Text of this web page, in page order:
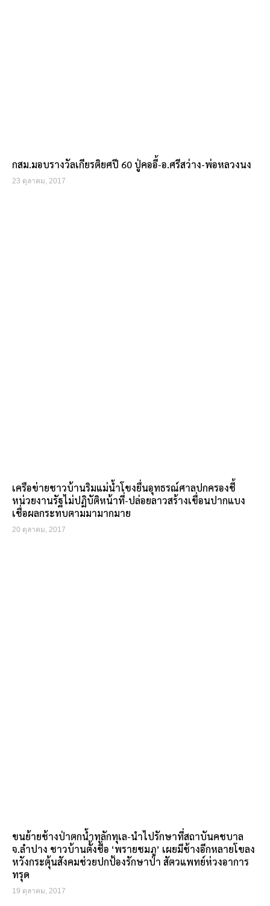
กสม.มอบรางวัลเกียรติยศปี 60 ปู่คออี้-อ.ศรีสว่าง-พ่อหลวงนง
23 ตุลาคม, 2017
เครือข่ายชาวบ้านริมแม่น้ำโขงยื่นอุทธรณ์ศาลปกครองชี้
หน่วยงานรัฐไม่ปฏิบัติหน้าที่-ปล่อยลาวสร้างเขื่อนปากแบง
เชื่อผลกระทบตามมามากมาย
20 ตุลาคม, 2017
ขนย้ายช้างป่าตกน้ำทุลักทุเล-นำไปรักษาที่สถาบันคชบาล
จ.ลำปาง ชาวบ้านตั้งชื่อ ‘พรายชมภู’ เผยมีช้างอีกหลายโขลง
หวังกระตุ้นสังคมช่วยปกป้องรักษาป่า สัตวแพทย์ห่วงอาการ
ทรุด
19 ตุลาคม, 2017